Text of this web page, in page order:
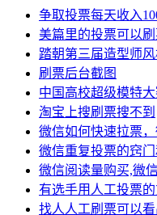
争取投票每天收入
美篇里的投票可以
踏朝第三届造型师
刷票后台截图
中国高校超级模特
淘宝上搜刷票搜不到
微信如何快速拉票
微信重复投票的窍
微信阅读量购买,微
有选手用人工投票
找人人工刷票可以